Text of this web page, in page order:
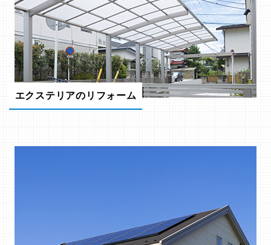
エクステリアのリフォーム